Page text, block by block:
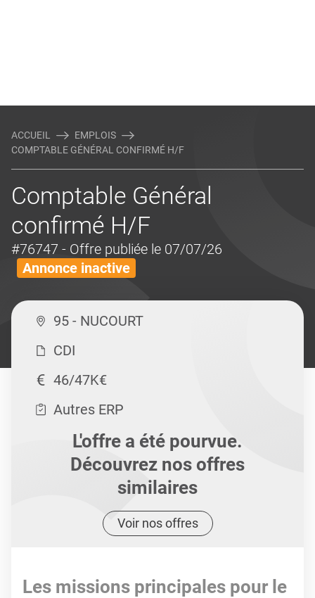
ACCUEIL
EMPLOIS
COMPTABLE GÉNÉRAL CONFIRMÉ H/F
Comptable Général
confirmé H/F
#76747 - Offre publiée le 07/07/26
Annonce inactive
95 - NUCOURT
CDI
46/47K€
Autres ERP
L'offre a été pourvue.
Découvrez nos offres
similaires
Voir nos offres
Les missions principales pour le